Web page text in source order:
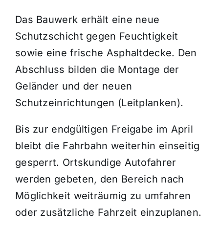
Das Bauwerk erhält eine neue
Schutzschicht gegen Feuchtigkeit
sowie eine frische Asphaltdecke. Den
Abschluss bilden die Montage der
Geländer und der neuen
Schutzeinrichtungen (Leitplanken).
Bis zur endgültigen Freigabe im April
bleibt die Fahrbahn weiterhin einseitig
gesperrt. Ortskundige Autofahrer
werden gebeten, den Bereich nach
Möglichkeit weiträumig zu umfahren
oder zusätzliche Fahrzeit einzuplanen.